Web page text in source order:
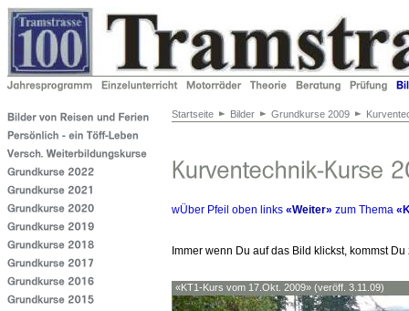
Startseite Bilder Grundkurse 2009
wÜber Pfeil oben links «Weiter» zum Thema
Immer wenn Du auf das Bild klickst, kommst
«KT1-Kurs vom 17.Okt. 2009» (veröff. 3.11.09)